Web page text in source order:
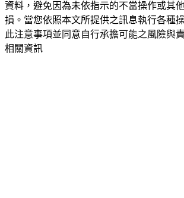
資料，避免因為未依指示的不當操作或其
損。當您依照本文所提供之訊息執行各種
此注意事項並同意自行承擔可能之風險與
相關資訊